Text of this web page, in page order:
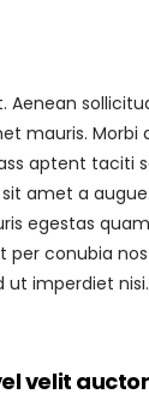
mauris.
aptent taciti
amet a
conubia
ut imperdiet
velit